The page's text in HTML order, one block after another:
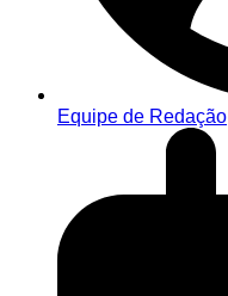
Equipe de Redação